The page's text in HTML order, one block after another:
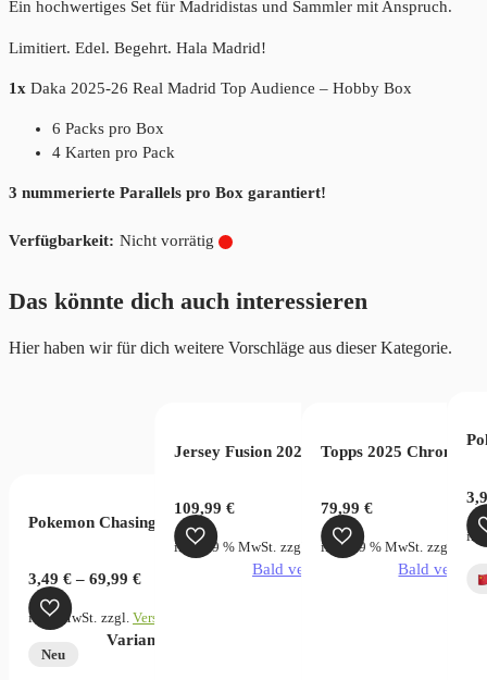
Ein hochwertiges Set für Madridistas und Sammler mit Anspruch.
Limitiert. Edel. Begehrt. Hala Madrid!
1x Daka 2025-26 Real Madrid Top Audience – Hobby Box
6 Packs pro Box
4 Karten pro Pack
3 nummerierte Parallels pro Box garantiert!
Nicht vorrätig
Das könnte dich auch interessieren
Hier haben wir für dich weitere Vorschläge aus dieser Kategorie.
Pokemon Chasing Glory Together Chinese
3,49€–69,99€
inkl. MwSt. zzgl.Versandkosten
Variante wählen
Neu
Jersey Fusion 2025 Legendary Collection
109,99€
inkl. 19 % MwSt. zzgl. Versandkosten
Bald verfügbar
Topps 2025 Chrome
79,99 €
inkl. 19 % MwSt. zzgl.
Bald